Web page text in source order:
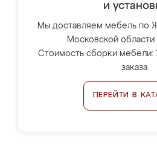
и
Мы доставляем мебель по
Московской области
Стоимость сборки мебели:
заказа.
ПЕРЕЙТИ В